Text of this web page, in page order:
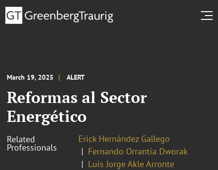
March 19, 2025 ALERT
Reformas al Sector
Energético
Related
Professionals
Erick Hernández Gallego
Fernando Orrantia Dworak
Luis Jorge Akle Arronte